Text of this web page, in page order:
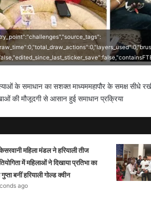
के समाधान का सशक्त माध्यममहापौर के समक्ष सीधे रखीं
की मौजूदगी से आसान हुई समाधान प्रक्रिया
महिला मंडल ने हरियाली तीज
में महिलाओं ने दिखाया प्रतिभा का
बनीं हरियाली गोल्ड क्वीन
ago